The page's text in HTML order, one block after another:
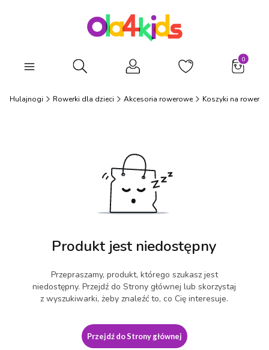
Otwórz wyszukiwarkę
i Hulajnogi Rowerki dla dzieci Akcesoria rowerowe Koszyki na rower
Produkt jest niedostępny
Przepraszamy, produkt, którego szukasz jest
niedostępny. Przejdź do Strony głównej lub skorzystaj
z wyszukiwarki, żeby znaleźć to, co Cię interesuje.
Przejdź do Strony głównej